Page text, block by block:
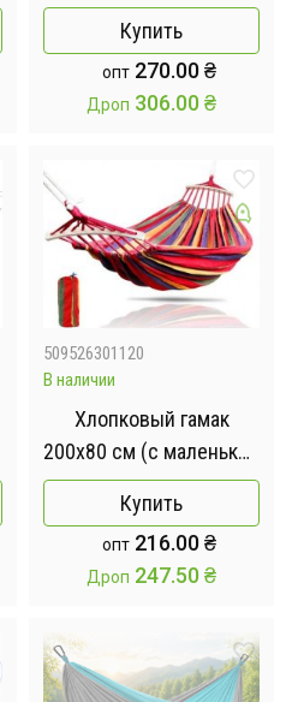
планкой)
Купить
опт 270.00₴
Дроп 306.00₴
509526301120
В наличии
Хлопковый гамак
200х80 см (с маленькой
планкой)
Купить
опт 216.00₴
Дроп 247.50₴